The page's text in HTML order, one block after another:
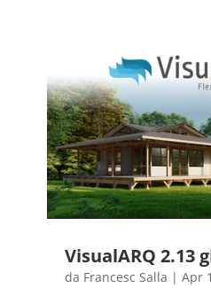
VisualARQ 2.13
da Francesc Salla |Apr